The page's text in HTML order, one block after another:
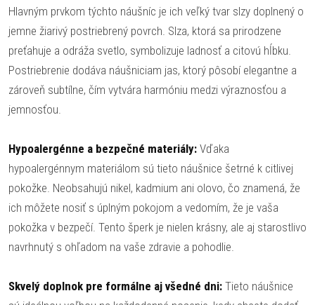
Hlavným prvkom týchto náušníc je ich veľký tvar slzy doplnený o
jemne žiarivý postriebrený povrch. Slza, ktorá sa prirodzene
preťahuje a odráža svetlo, symbolizuje ladnosť a citovú hĺbku.
Postriebrenie dodáva náušniciam jas, ktorý pôsobí elegantne a
zároveň subtílne, čím vytvára harmóniu medzi výraznosťou a
jemnosťou.
Hypoalergénne a bezpečné materiály: Vďaka
hypoalergénnym materiálom sú tieto náušnice šetrné k citlivej
pokožke. Neobsahujú nikel, kadmium ani olovo, čo znamená, že
ich môžete nosiť s úplným pokojom a vedomím, že je vaša
pokožka v bezpečí. Tento šperk je nielen krásny, ale aj starostlivo
navrhnutý s ohľadom na vaše zdravie a pohodlie.
Skvelý doplnok pre formálne aj všedné dni: Tieto náušnice